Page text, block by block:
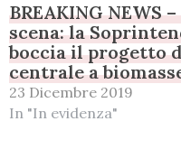
BREAKING NEWS
scena: la
boccia il progetto
centrale a
23 Dicembre 2019
In "In evidenza"